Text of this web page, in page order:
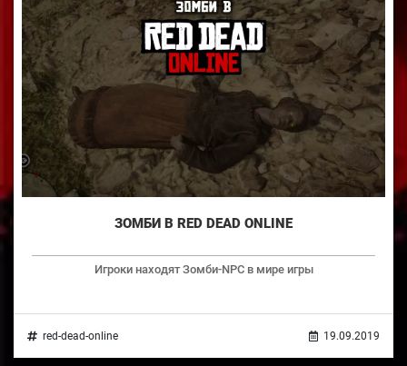
ЗОМБИ В RED DEAD ONLINE
Игроки находят Зомби-NPC в мире игры
red-dead-online 19.09.2019